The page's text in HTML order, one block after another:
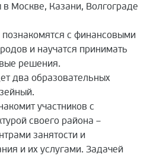
Москве, Казани, Волгограде
с финансовыми
и научатся принимать
решения.
два образовательных
участников с
своего района –
занятости и
и их услугами. Задачей